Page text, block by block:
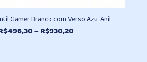
Gamer Branco com Verso Azul Anil
496,30–R$930,20Faixa